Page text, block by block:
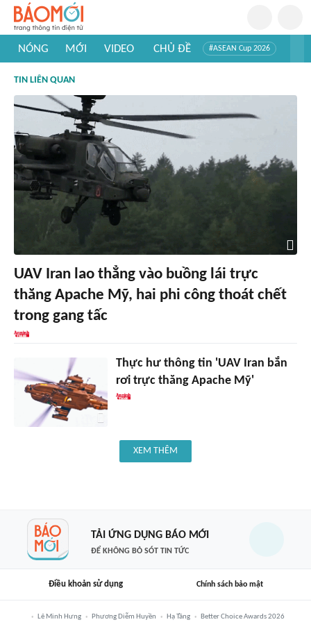
NÓNG MỚI VIDEO CHỦ ĐỀ #ASEAN Cup 2026
#Khám phá thế giới
TIN LIÊN QUAN
UAV Iran lao thẳng vào buồng lái trực
thăng Apache Mỹ, hai phi công thoát chết
trong gang tấc
Thực hư thông tin 'UAV Iran bắn
rơi trực thăng Apache Mỹ'
XEM THÊM
TẢI ỨNG DỤNG BÁO MỚI
ĐỂ KHÔNG BỎ SÓT TIN TỨC
Điều khoản sử dụng Chính sách bảo mật
Lê Minh Hưng Phương Diễm Huyền Hạ Tầng Better Choice Awards 2026